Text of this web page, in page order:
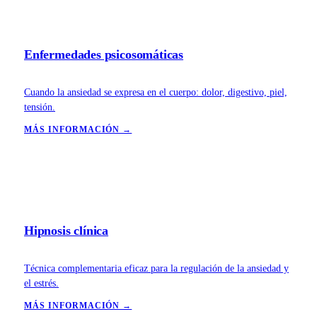
Enfermedades psicosomáticas
Cuando la ansiedad se expresa en el cuerpo: dolor, digestivo, piel,
tensión.
MÁS INFORMACIÓN →
Hipnosis clínica
Técnica complementaria eficaz para la regulación de la ansiedad y
el estrés.
MÁS INFORMACIÓN →